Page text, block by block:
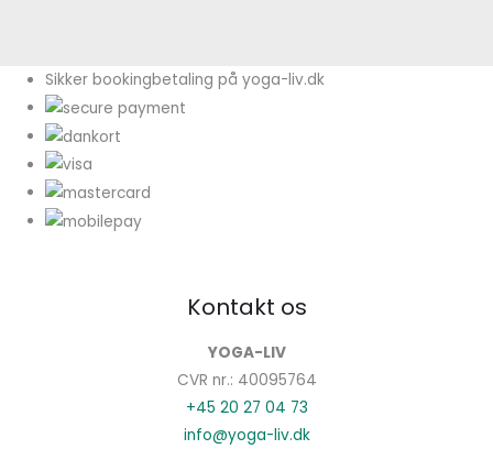
Sikker bookingbetaling på yoga-liv.dk
Kontakt os
YOGA-LIV
CVR nr.: 40095764
+45 20 27 04 73
info@yoga-liv.dk